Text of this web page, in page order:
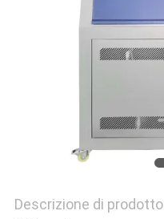
Descrizione di prodotto